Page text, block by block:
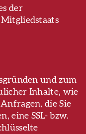
der
und zum
Inhalte, wie
die Sie
eine SSL- bzw.